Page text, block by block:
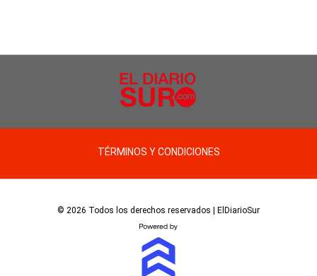
TÉRMINOS Y CONDICIONES
© 2026 Todos los derechos reservados | ElDiarioSur